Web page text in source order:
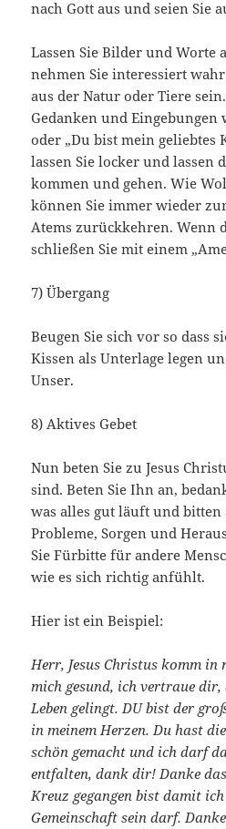
nach Gott aus und seien Sie
Lassen Sie Bilder und Worte
nehmen Sie interessiert
aus der Natur oder Tiere
Gedanken und Eingebungen
oder „Du bist mein geliebtes
lassen Sie locker und lassen
kommen und gehen. Wie
können Sie immer wieder
Atems zurückkehren. Wenn
schließen Sie mit einem
7) Übergang
Beugen Sie sich vor so dass
Kissen als Unterlage legen
Unser.
8) Aktives Gebet
Nun beten Sie zu Jesus
sind. Beten Sie Ihn an,
was alles gut läuft und
Probleme, Sorgen und
Sie Fürbitte für andere
wie es sich richtig anfühlt.
Hier ist ein Beispiel:
Herr, Jesus Christus komm in
mich gesund, ich vertraue
Leben gelingt. DU bist der
in meinem Herzen. Du hast
schön gemacht und ich darf
entfalten, dank dir! Danke
Kreuz gegangen bist damit
Gemeinschaft sein darf.